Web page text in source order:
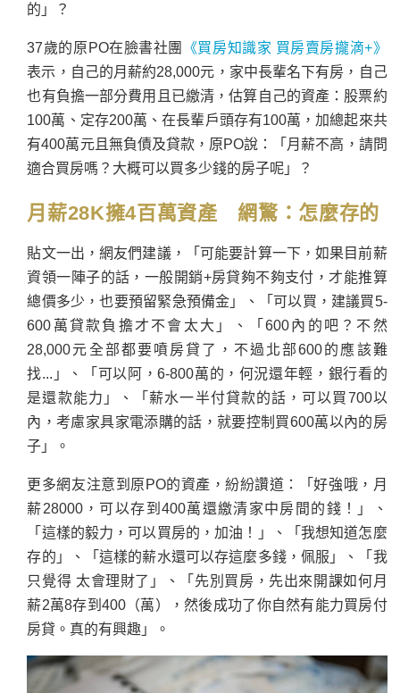
的」？
37歲的原PO在臉書社團
《買房知識家 買房賣房攏滴+》
表示，自己的月薪約28,000元，家中長輩名下有房，自己
也有負擔一部分費用且已繳清，估算自己的資產：股票約
100萬、定存200萬、在長輩戶頭存有100萬，加總起來共
有400萬元且無負債及貸款，原PO說：「月薪不高，請問
適合買房嗎？大概可以買多少錢的房子呢」？
月薪28K擁4百萬資產 網驚：怎麼存的
貼文一出，網友們建議，「可能要計算一下，如果目前薪
資領一陣子的話，一般開銷+房貸夠不夠支付，才能推算
總價多少，也要預留緊急預備金」、「可以買，建議買5-
600萬貸款負擔才不會太大」、「600內的吧？不然
28,000元全部都要噴房貸了，不過北部600的應該難
找...」、「可以阿，6-800萬的，何況還年輕，銀行看的
是還款能力」、「薪水一半付貸款的話，可以買700以
內，考慮家具家電添購的話，就要控制買600萬以內的房
子」。
更多網友注意到原PO的資產，紛紛讚道：「好強哦，月
薪28000，可以存到400萬還繳清家中房間的錢！」、
「這樣的毅力，可以買房的，加油！」、「我想知道怎麼
存的」、「這樣的薪水還可以存這麼多錢，佩服」、「我
只覺得 太會理財了」、「先別買房，先出來開課如何月
薪2萬8存到400（萬），然後成功了你自然有能力買房付
房貸。真的有興趣」。